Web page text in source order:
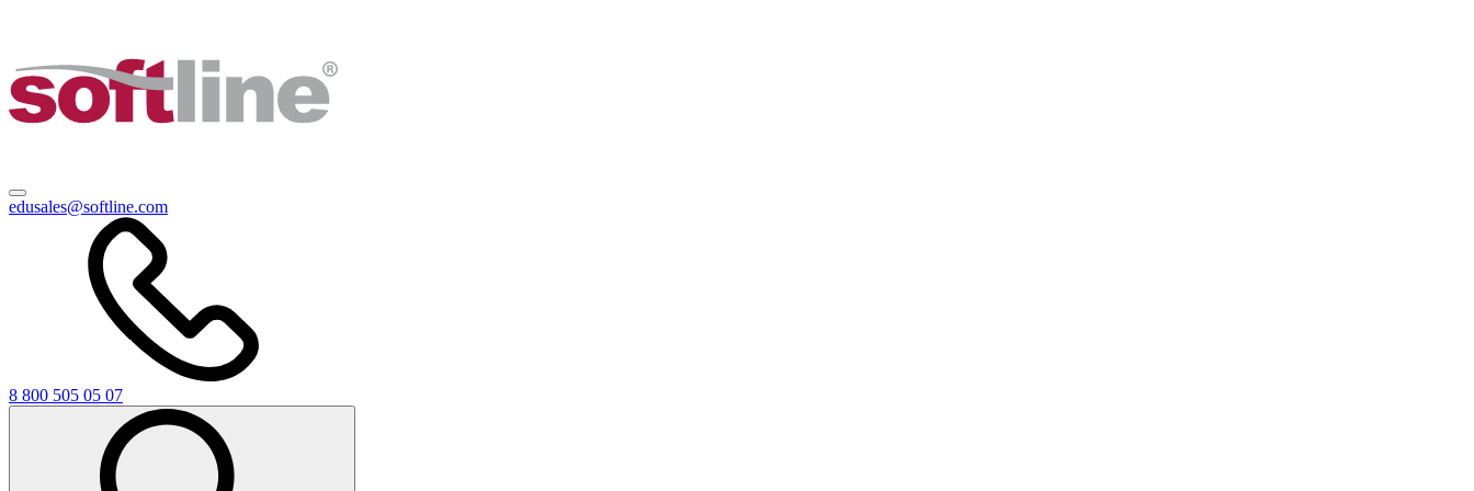
edusales@softline.com
8 800 505 05 07